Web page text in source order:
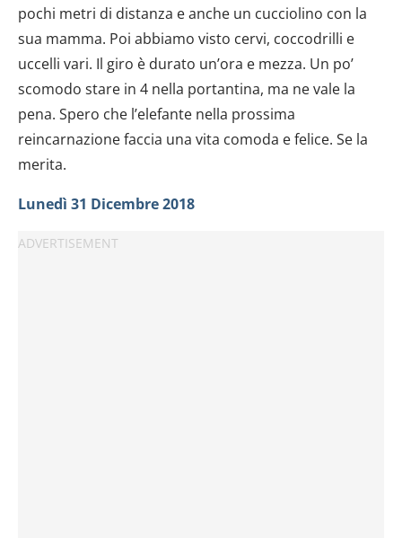
pochi metri di distanza e anche un cucciolino con la
sua mamma. Poi abbiamo visto cervi, coccodrilli e
uccelli vari. Il giro è durato un’ora e mezza. Un po’
scomodo stare in 4 nella portantina, ma ne vale la
pena. Spero che l’elefante nella prossima
reincarnazione faccia una vita comoda e felice. Se la
merita.
Lunedì 31 Dicembre 2018